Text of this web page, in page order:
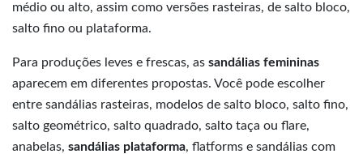
médio ou alto, assim como versões rasteiras, de salto bloco,
salto fino ou plataforma.
Para produções leves e frescas, as sandálias femininas
aparecem em diferentes propostas. Você pode escolher
entre sandálias rasteiras, modelos de salto bloco, salto fino,
salto geométrico, salto quadrado, salto taça ou flare,
anabelas, sandálias plataforma, flatforms e sandálias com